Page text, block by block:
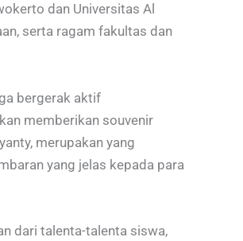
dan Universitas Al
serta ragam fakultas dan
bergerak aktif
memberikan souvenir
merupakan yang
yang jelas kepada para
dari talenta-talenta siswa,